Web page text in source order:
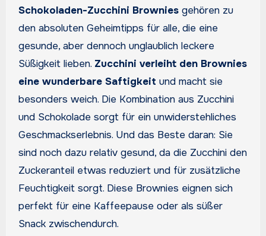
Schokoladen-Zucchini Browniesgehören zu
den absoluten Geheimtipps für alle, die eine
gesunde, aber dennoch unglaublich leckere
Süßigkeit lieben. Zucchini verleiht den Brownies
eine wunderbare Saftigkeit und macht sie
besonders weich. Die Kombination aus Zucchini
und Schokolade sorgt für ein unwiderstehliches
Geschmackserlebnis. Und das Beste daran: Sie
sind noch dazu relativ gesund, da die Zucchini den
Zuckeranteil etwas reduziert und für zusätzliche
Feuchtigkeit sorgt. Diese Brownies eignen sich
perfekt für eine Kaffeepause oder als süßer
Snack zwischendurch.